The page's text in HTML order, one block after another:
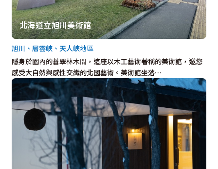
北海道立旭川美術館
隱身於園內的蒼翠林木間，這座以木工藝術著稱的美術館，邀您
感受大自然與感性交織的北國藝術。美術館坐落…
旭川、層雲峽、天人峽地區